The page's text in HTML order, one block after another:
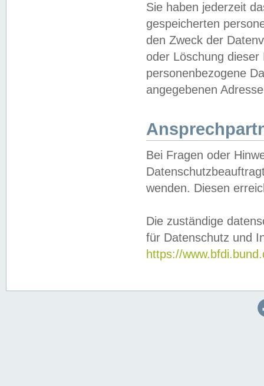
Sie haben jederzeit
gespeicherten
den Zweck der
oder Löschung
personenbezogene
angegebenen
Bei Fragen oder
wenden. Diesen
Die zuständige
für Datenschutz und
https://